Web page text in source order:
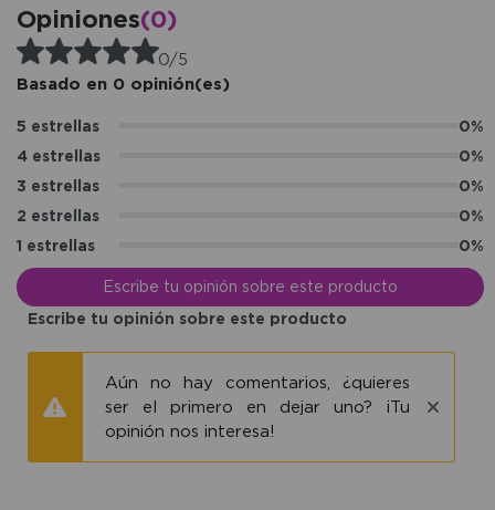
Opiniones(0)
0/5
Basado en 0 opinión(es)
5 estrellas
0%
4 estrellas
0%
3 estrellas
0%
2 estrellas
0%
1 estrellas
0%
Escribe tu opinión sobre este producto
Escribe tu opinión sobre este producto
Aún no hay comentarios, ¿quieres
ser el primero en dejar uno? ¡Tu
opinión nos interesa!